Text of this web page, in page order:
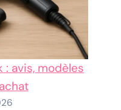
: avis, modèles